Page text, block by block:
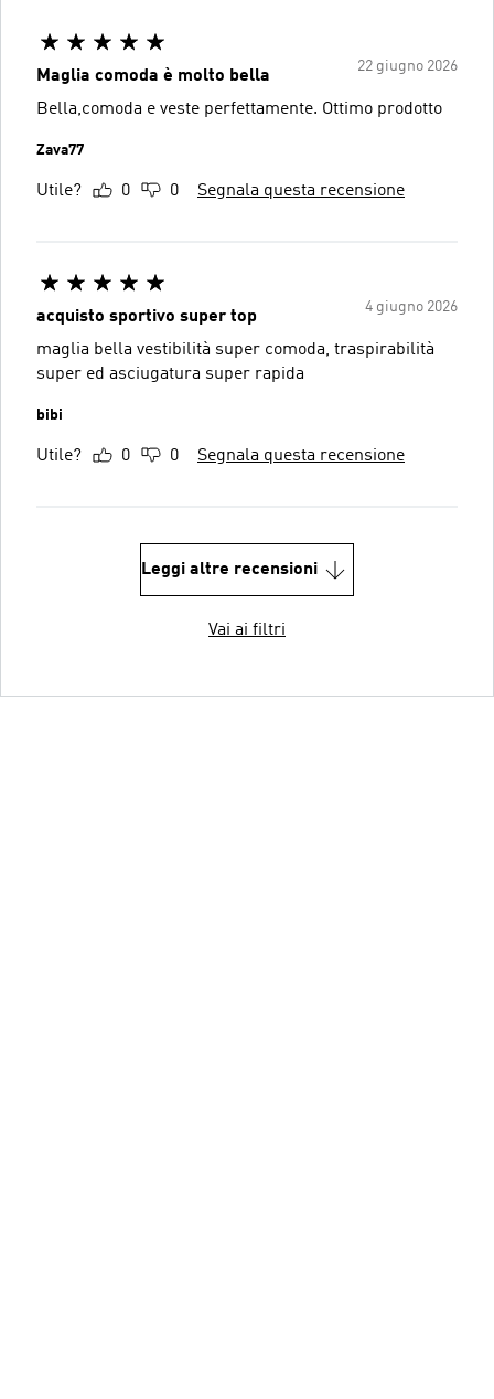
22 giugno 2026
Maglia comoda è molto bella
Bella,comoda e veste perfettamente. Ottimo prodotto
Zava77
Utile? 0 0 Segnala questa recensione
4 giugno 2026
acquisto sportivo super top
maglia bella vestibilità super comoda, traspirabilità
super ed asciugatura super rapida
bibi
Utile? 0 0 Segnala questa recensione
Leggi altre recensioni
Vai ai filtri